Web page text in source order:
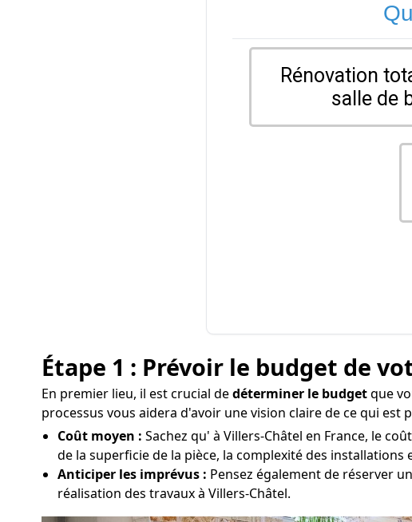
Rénovation
salle de
Étape 1 : Prévoir le budget de
En premier lieu, il est crucial dedéterminer le budgetque
processus vous aidera d'avoir une vision claire de ce qui
Coût moyen : Sachez qu' à Villers-Châtel en France, le
de la superficie de la pièce, la complexité des installations
Anticiper les imprévus : Pensez également de réserver
réalisation des travaux à Villers-Châtel.